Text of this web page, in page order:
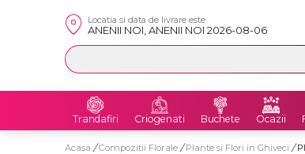
Locatia si data de livrare este
ANENII NOI, ANENII NOI 2026-08-06
Trandafiri Criogenati Buchete Ocazii
Acasa / Compozitii Florale / Plante si Flori in Ghiveci /